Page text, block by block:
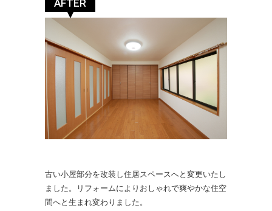
AFTER
古い小屋部分を改装し住居スペースへと変更いたし
ました。リフォームによりおしゃれで爽やかな住空
間へと生まれ変わりました。